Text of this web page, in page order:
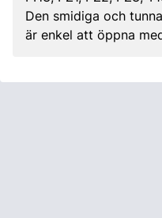
Den smidiga och
är enkel att öppna